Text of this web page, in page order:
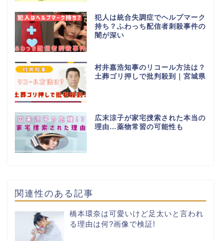
犯人は統合失調症でヘルプマーク
持ち？ふわっち配信者刺殺事件の
闇が深い
村井嘉浩知事のリコール方法は？
土葬ゴリ押しで批判殺到｜宮城県
広末涼子が家宅捜索された本当の
理由…薬物常習の可能性も
関連性のある記事
橋本環奈は可愛いけど足太いと言われ
る理由は何?画像で検証!